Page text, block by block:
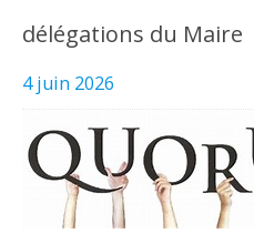
délégations du Maire
4 juin 2026